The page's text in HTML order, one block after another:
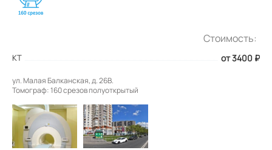
Стоимость:
КТ от 3400 ₽
ул. Малая Балканская, д. 26В.
Томограф: 160 срезов полуоткрытый